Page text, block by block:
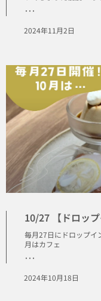
･･･
2024年11月2日
10/27 【ドロッ
毎月27日にドロップイ
月はカフェ
･･･
2024年10月18日